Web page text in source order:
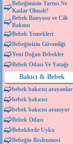
Bebeğimizin Tartısı Ne
Kadar Olmalı?
Bebek Banyosu ve Cilt
Bakımı
Bebek Yemekleri
Bebeğinizin Güvenliği
Yeni Doğan Bebekler
Bebek Odası Ve Yatağı
Bakıcı & Bebek
bebek bakıcısı arayanlar
bebek bakıcısı
bebek bakıcısı aranıyor
Bebek Odası
Bebeklerde Uyku
Bebeğin Beslenmesi